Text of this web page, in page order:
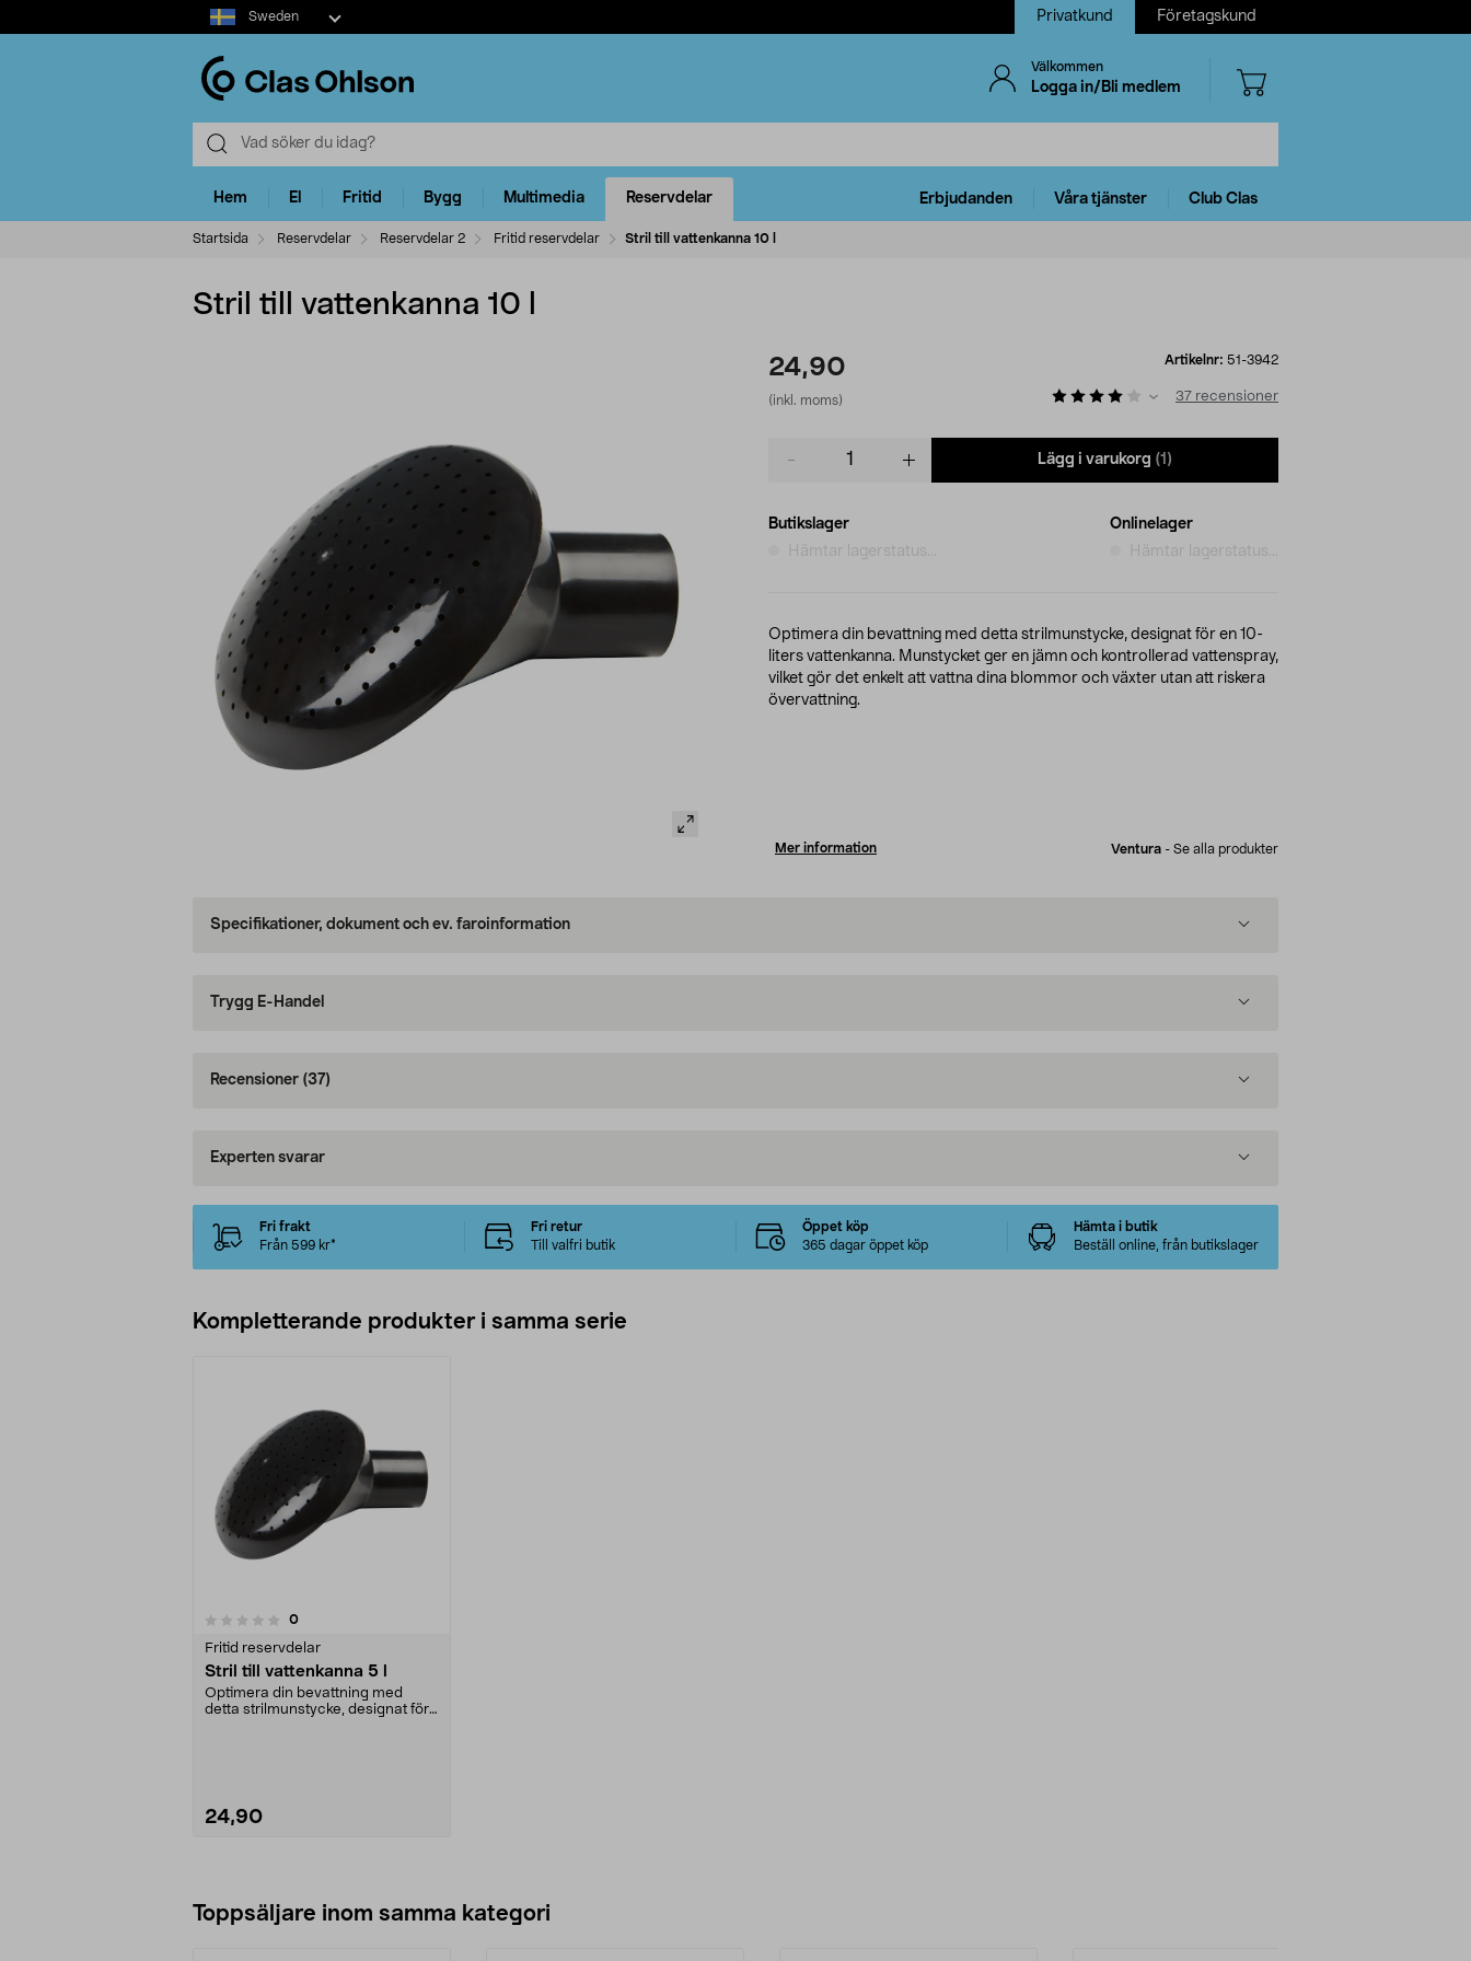
Select
market
Sweden Privatkund Företagskund
Välkommen
Logga in/Bli medlem
Hem El Fritid Bygg Multimedia Reservdelar Erbjudanden Våra tjänster Club Clas
Startsida Reservdelar Reservdelar 2 Fritid reservdelar Stril till vattenkanna 10 l
Stril till vattenkanna 10 l
24,90
(inkl. moms)
Artikelnr: 51-3942
37 recensioner
Lägg i varukorg (1)
Butikslager
Hämtar lagerstatus...
Onlinelager
Hämtar lagerstatus...
Optimera din bevattning med detta strilmunstycke, designat för en 10-
liters vattenkanna. Munstycket ger en jämn och kontrollerad vattenspray,
vilket gör det enkelt att vattna dina blommor och växter utan att riskera
övervattning.
Mer information Ventura - Se alla produkter
Specifikationer, dokument och ev. faroinformation
Trygg E-Handel
Recensioner (37)
Experten svarar
Fri frakt
Från 599 kr*
Fri retur
Till valfri butik
Öppet köp
365 dagar öppet köp
Hämta i butik
Beställ online, från butikslager
Kompletterande produkter i samma serie
0recensioner
Fritid reservdelar
Stril till vattenkanna 5 l
Optimera din bevattning med
detta strilmunstycke, designat för
24,90
Toppsäljare inom samma kategori